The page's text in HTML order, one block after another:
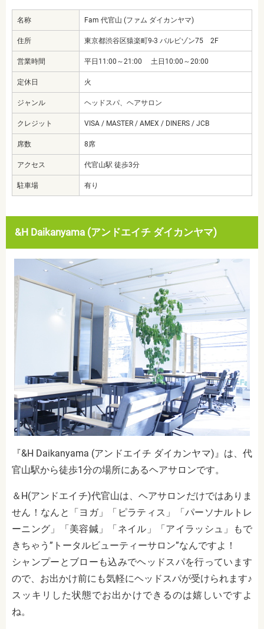
名称 Fam 代官山 (ファム ダイカンヤマ)
住所 東京都渋谷区猿楽町9-3 バルビゾン75 2F
営業時間 平日11:00～21:00 土日10:00～20:00
定休日 火
ジャンル ヘッドスパ、ヘアサロン
クレジット VISA / MASTER / AMEX / DINERS / JCB
席数 8席
アクセス 代官山駅 徒歩3分
駐車場 有り
&H Daikanyama (アンドエイチ ダイカンヤマ)
『&H Daikanyama (アンドエイチ ダイカンヤマ)』は、代
官山駅から徒歩1分の場所にあるヘアサロンです。
＆H(アンドエイチ)代官山は、ヘアサロンだけではありま
せん！なんと「ヨガ」「ピラティス」「パーソナルトレ
ーニング」「美容鍼」「ネイル」「アイラッシュ」もで
きちゃう”トータルビューティーサロン”なんですよ！
シャンプーとブローも込みでヘッドスパを行っています
ので、お出かけ前にも気軽にヘッドスパが受けられます♪
スッキリした状態でお出かけできるのは嬉しいですよ
ね。